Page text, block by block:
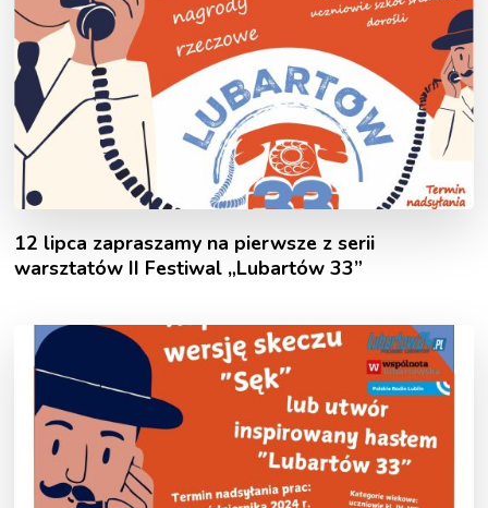
12 lipca zapraszamy na pierwsze z serii
warsztatów II Festiwal „Lubartów 33”